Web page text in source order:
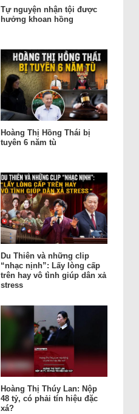
Tự nguyện nhận tội được
hưởng khoan hồng
Hoàng Thị Hồng Thái bị
tuyên 6 năm tù
Du Thiên và những clip
“nhạc nịnh”: Lấy lòng cấp
trên hay vô tình giúp dân xả
stress
Hoàng Thị Thúy Lan: Nộp
48 tỷ, có phải tín hiệu đặc
xá?